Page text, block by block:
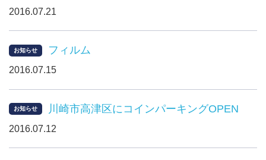
2016.07.21
お知らせ フィルム
2016.07.15
お知らせ 川崎市高津区にコインパーキングOPEN
2016.07.12